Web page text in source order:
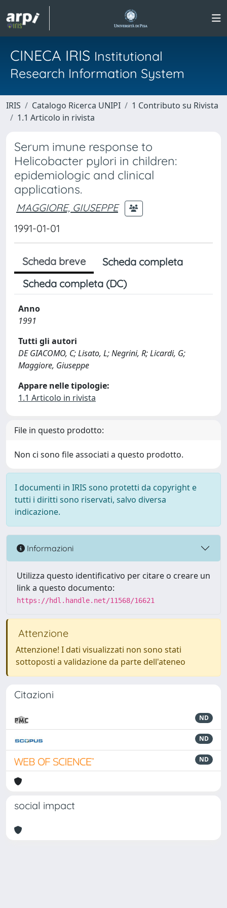
CINECA IRIS Institutional
Research Information System
IRIS Catalogo Ricerca UNIPI
1 Contributo su Rivista
1.1 Articolo in rivista
Serum imune response to
Helicobacter pylori in children:
epidemiologic and clinical
applications.
MAGGIORE, GIUSEPPE
1991-01-01
Scheda breve
Scheda completa
Scheda completa (DC)
Anno
1991
Tutti gli autori
DE GIACOMO, C; Lisato, L; Negrini, R; Licardi, G;
Maggiore, Giuseppe
Appare nelle tipologie:
1.1 Articolo in rivista
File in questo prodotto:
Non ci sono file associati a questo prodotto.
I documenti in IRIS sono protetti da copyright e
tutti i diritti sono riservati, salvo diversa
indicazione.
Informazioni
Utilizza questo identificativo per citare o creare un
link a questo documento:
https://hdl.handle.net/11568/16621
Attenzione
Attenzione! I dati visualizzati non sono stati
sottoposti a validazione da parte dell'ateneo
Citazioni
ND
ND
ND
social impact